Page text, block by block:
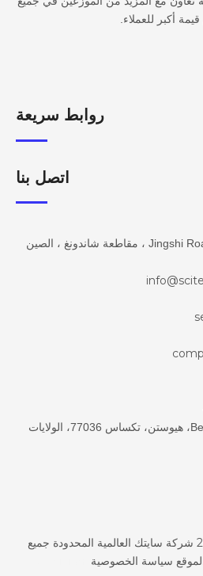
أكبر للعملاء.
روابط سريعة
اتصل بنا
9999 Bellaire Blvd Ste 505، هيوستن، تكساس 77036، الولايات
شركة سايتك العالمية المحدودة جميع
سياسة الخصوصية